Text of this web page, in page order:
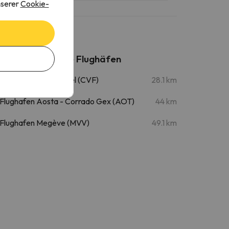
Nahegelegene Flughäfen
Flughafen Courchevel (CVF) 28.1 km
Flughafen Aosta - Corrado Gex (AOT) 44 km
Flughafen Megève (MVV) 49.1 km
Cookie-